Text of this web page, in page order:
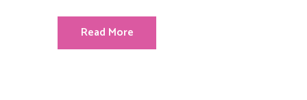
Read More